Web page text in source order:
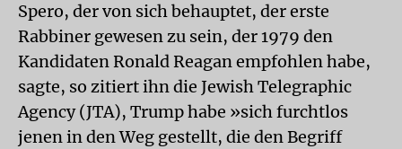
Spero, der von sich behauptet, der erste
Rabbiner gewesen zu sein, der 1979 den
Kandidaten Ronald Reagan empfohlen habe,
sagte, so zitiert ihn die Jewish Telegraphic
Agency (JTA), Trump habe »sich furchtlos
jenen in den Weg gestellt, die den Begriff